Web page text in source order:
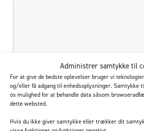
Administrer samtykke til
For at give de bedste oplevelser bruger vi
og/eller få adgang til enhedsoplysninger. Samtykke
os mulighed for at behandle data såsom
dette websted.
Hvis du ikke giver samtykke eller trækker dit
Foretrækker at blive kontaktet*